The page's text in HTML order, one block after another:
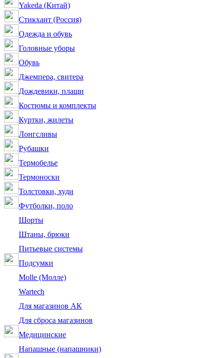
Yakeda (Китай)
Стикхант (Россия)
Одежда и обувь
Головные уборы
Обувь
Джемпера, свитера
Дождевики, плащи
Костюмы и комплекты
Куртки, жилеты
Лонгсливы
Рубашки
Термобелье
Термоноски
Толстовки, худи
Футболки, поло
Шорты
Штаны, брюки
Питьевые системы
Подсумки
Molle (Молле)
Wartech
Для магазинов АК
Для сброса магазинов
Медицинские
Напашные (напашники)